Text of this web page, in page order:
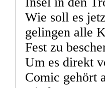
Wie soll es
gelingen alle
Fest zu
Um es direkt
Comic gehört